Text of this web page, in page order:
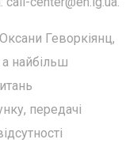
Геворкіянц,
найбільш
передачі